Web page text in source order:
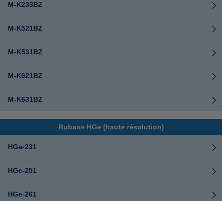
M-K233BZ
M-K521BZ
M-K531BZ
M-K621BZ
M-K631BZ
Rubans HGe (haute résolution)
HGe-231
HGe-251
HGe-261